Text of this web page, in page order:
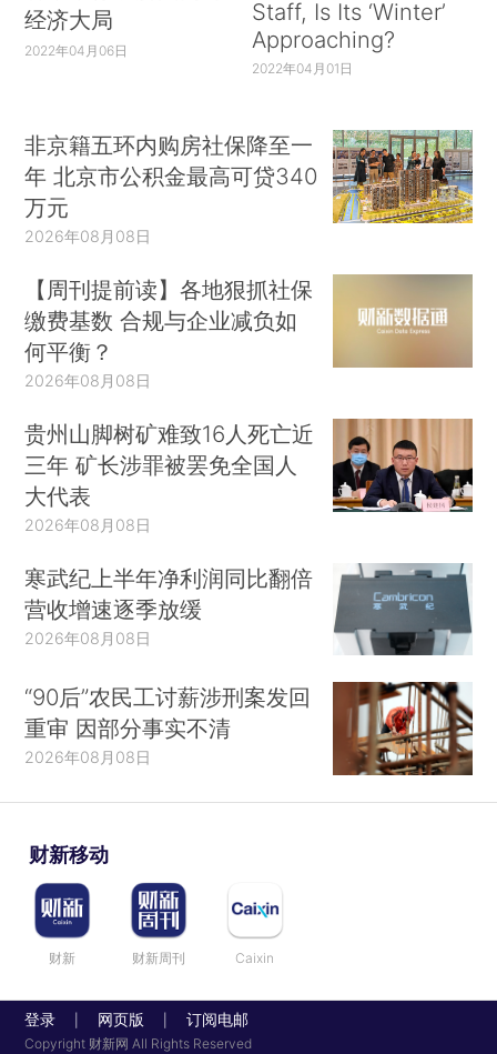
经济大局
2022年04月06日
Staff, Is Its ‘Winter’
Approaching?
2022年04月01日
非京籍五环内购房社保降至一
年 北京市公积金最高可贷340
万元
2026年08月08日
【周刊提前读】各地狠抓社保
缴费基数 合规与企业减负如
何平衡？
2026年08月08日
贵州山脚树矿难致16人死亡近
三年 矿长涉罪被罢免全国人
大代表
2026年08月08日
寒武纪上半年净利润同比翻倍
营收增速逐季放缓
2026年08月08日
“90后”农民工讨薪涉刑案发回
重审 因部分事实不清
2026年08月08日
财新移动
财新 财新周刊 Caixin
登录 网页版 订阅电邮
Copyright 财新网 All Rights Reserved